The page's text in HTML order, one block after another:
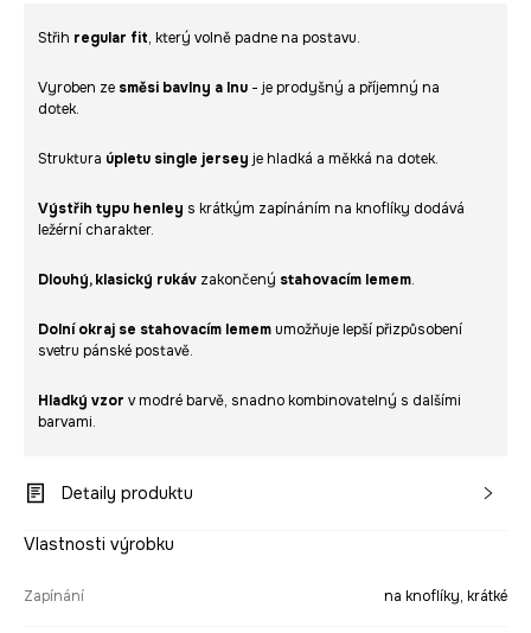
Střih regular fit, který volně padne na postavu.
Vyroben ze směsi bavlny a lnu - je prodyšný a příjemný na
dotek.
Struktura úpletu single jersey je hladká a měkká na dotek.
Výstřih typu henley s krátkým zapínáním na knoflíky dodává
ležérní charakter.
Dlouhý, klasický rukáv zakončený stahovacím lemem.
Dolní okraj se stahovacím lemem umožňuje lepší přizpůsobení
svetru pánské postavě.
Hladký vzor v modré barvě, snadno kombinovatelný s dalšími
barvami.
Detaily produktu
Vlastnosti výrobku
Zapínání na knoflíky, krátké